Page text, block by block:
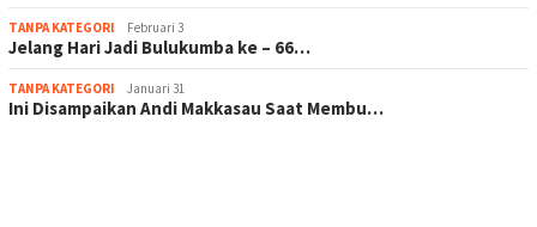
TANPA KATEGORI Februari 3
Jelang Hari Jadi Bulukumba ke – 66…
TANPA KATEGORI Januari 31
Ini Disampaikan Andi Makkasau Saat Membu…